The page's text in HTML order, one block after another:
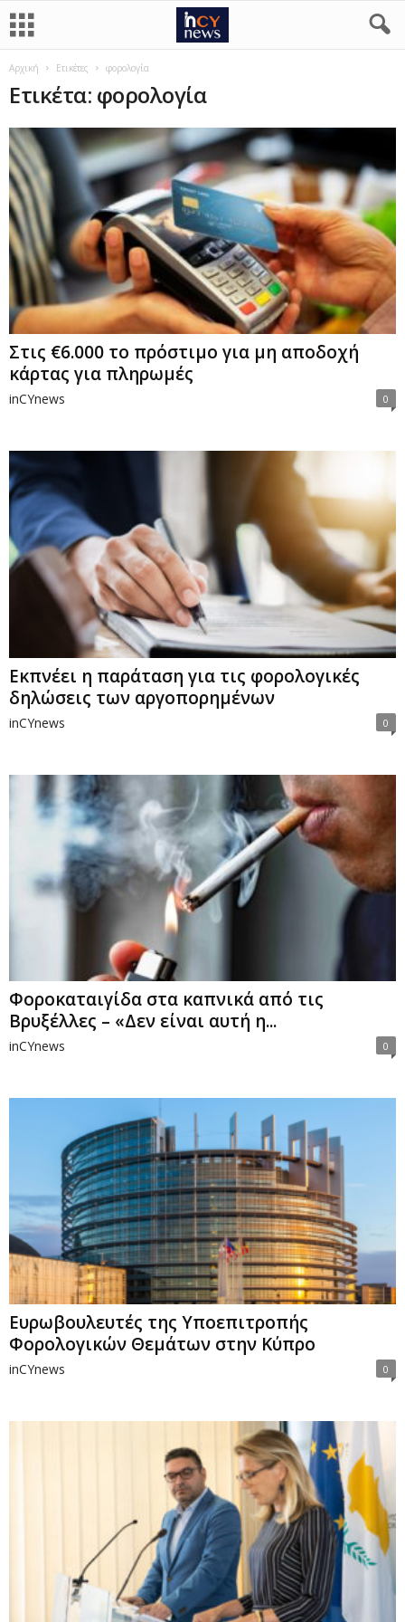
Αρχική Ετικέτες φορολογία
Ετικέτα: φορολογία
Στις €6.000 το πρόστιμο για μη αποδοχή
κάρτας για πληρωμές
inCYnews 0
Eκπνέει η παράταση για τις φορολογικές
δηλώσεις των αργοπορημένων
inCYnews 0
Φοροκαταιγίδα στα καπνικά από τις
Βρυξέλλες – «Δεν είναι αυτή η...
inCYnews 0
Ευρωβουλευτές της Υποεπιτροπής
Φορολογικών Θεμάτων στην Κύπρο
inCYnews 0